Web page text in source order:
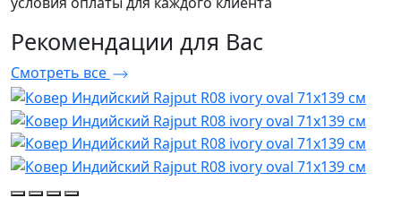
Рекомендации для Вас
Смотреть все